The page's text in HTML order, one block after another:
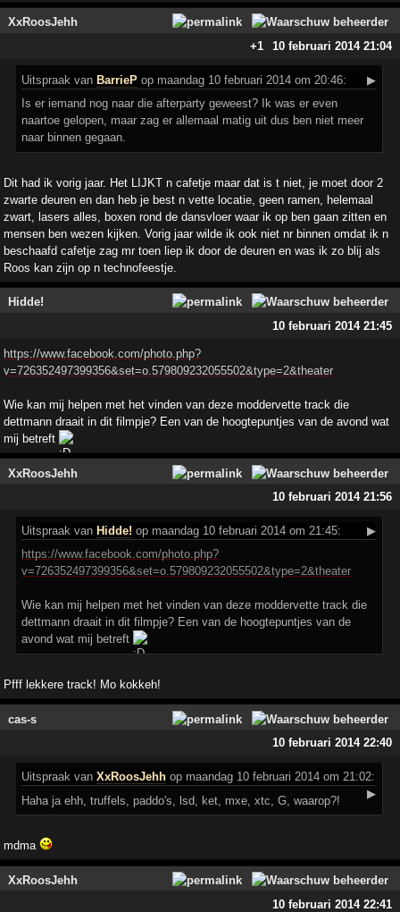
XxRoosJehh
+1
10 februari 2014 21:04
Uitspraak van BarrieP op maandag 10 februari 2014 om 20:46:
▶
Is er iemand nog naar die afterparty geweest? Ik was er even
naartoe gelopen, maar zag er allemaal matig uit dus ben niet meer
naar binnen gegaan.
Dit had ik vorig jaar. Het LIJKT n cafetje maar dat is t niet, je moet door 2
zwarte deuren en dan heb je best n vette locatie, geen ramen, helemaal
zwart, lasers alles, boxen rond de dansvloer waar ik op ben gaan zitten en
mensen ben wezen kijken. Vorig jaar wilde ik ook niet nr binnen omdat ik n
beschaafd cafetje zag mr toen liep ik door de deuren en was ik zo blij als
Roos kan zijn op n technofeestje.
Hidde!
10 februari 2014 21:45
https://www.facebook.com/photo.php?
v=726352497399356&set=o.579809232055502&type=2&theater
Wie kan mij helpen met het vinden van deze moddervette track die
dettmann draait in dit filmpje? Een van de hoogtepuntjes van de avond wat
mij betreft
XxRoosJehh
10 februari 2014 21:56
Uitspraak van Hidde! op maandag 10 februari 2014 om 21:45:
▶
https://www.facebook.com/photo.php?
v=726352497399356&set=o.579809232055502&type=2&theater
Wie kan mij helpen met het vinden van deze moddervette track die
dettmann draait in dit filmpje? Een van de hoogtepuntjes van de
avond wat mij betreft
Pfff lekkere track! Mo kokkeh!
cas-s
10 februari 2014 22:40
Uitspraak vanXxRoosJehh op maandag 10 februari 2014 om 21:02:
▶
Haha ja ehh, truffels, paddo's, lsd, ket, mxe, xtc, G, waarop?!
mdma
XxRoosJehh
10 februari 2014 22:41